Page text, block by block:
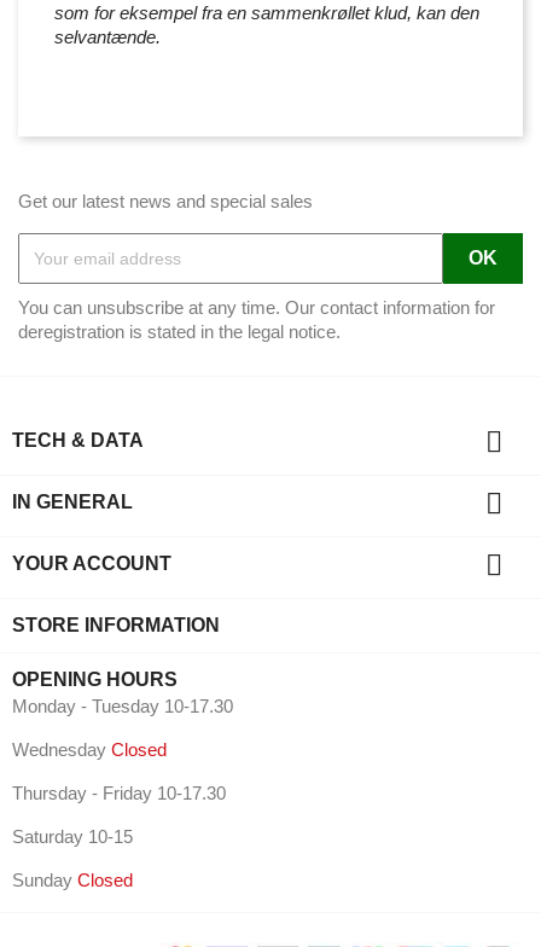
som for eksempel fra en sammenkrøllet klud, kan den
selvantænde.
Get our latest news and special sales
You can unsubscribe at any time. Our contact information for
deregistration is stated in the legal notice.
TECH & DATA 
IN GENERAL 
YOUR ACCOUNT 
STORE INFORMATION
OPENING HOURS
Monday - Tuesday 10-17.30
Wednesday Closed
Thursday - Friday 10-17.30
Saturday 10-15
Sunday Closed